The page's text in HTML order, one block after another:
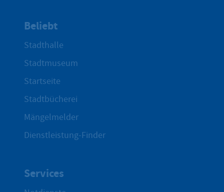
Beliebt
Stadthalle
Stadtmuseum
Startseite
Stadtbücherei
Mängelmelder
Dienstleistung-Finder
Services